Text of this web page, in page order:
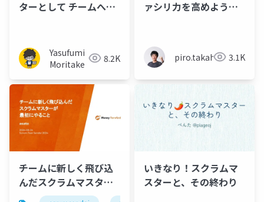
ターとして チームへ参
Yasufumi
Moritake
8.2K
ァシリ力を高めようと
がめちゃめちゃ大事だ
った話 - BEMA LT
piro.takahara 3.1K
チームに新しく飛び込
んだスクラムマスター
が最初にやること
いきなり！スクラムマ
スターと、その終わり